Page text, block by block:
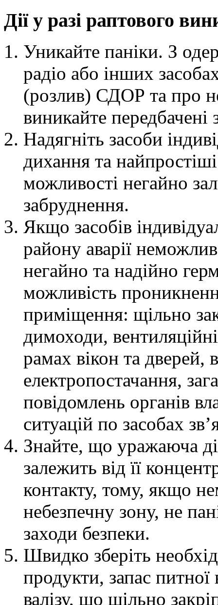
Дії у разі раптового
Уникайте паніки. З
радіо або інших
(розлив) СДОР та про
виникайте передбачені
Надягніть засоби
дихання та
можливості негайно
забруднення.
Якщо засобів
району аварії
негайно та надійно
можливість
приміщення: щільно
димоходи,
рамах вікон та дверей,
електропостачання,
повідомлень органів
ситуацій по засобах
Знайте, що уражаюча
залежить від її
контакту, тому, якщо
небезпечну зону, не
заходи безпеки.
Швидко зберіть
продукти, запас питної
валізу, що щільно